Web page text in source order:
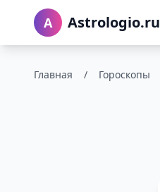
A Astrologio.ru
Главная / Гороскопы